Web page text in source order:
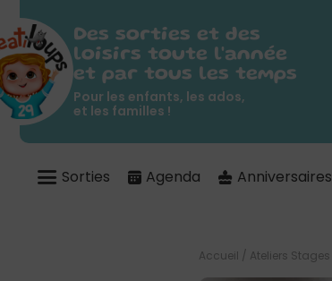
Des sorties et des
loisirs toute l'année
et par tous les temps
Pour les enfants, les ados,
et les familles !
Sorties Agenda Anniversaires
Accueil / Ateliers Stages